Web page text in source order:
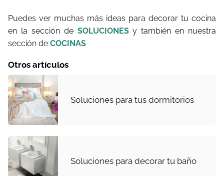
Puedes ver muchas más ideas para decorar tu cocina
en la sección de SOLUCIONESy también en nuestra
sección de COCINAS
Otros artículos
Soluciones para tus dormitorios
Soluciones para decorar tu baño